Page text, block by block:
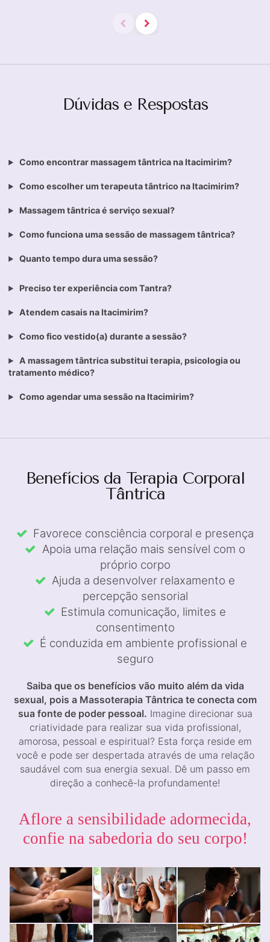
Dúvidas e Respostas
Como encontrar massagem tântrica na Itacimirim?
Como escolher um terapeuta tântrico na Itacimirim?
Massagem tântrica é serviço sexual?
Como funciona uma sessão de massagem tântrica?
Quanto tempo dura uma sessão?
Preciso ter experiência com Tantra?
Atendem casais na Itacimirim?
Como fico vestido(a) durante a sessão?
A massagem tântrica substitui terapia, psicologia ou
tratamento médico?
Como agendar uma sessão na Itacimirim?
Benefícios da Terapia Corporal
Tântrica
Favorece consciência corporal e presença
Apoia uma relação mais sensível com o
próprio corpo
Ajuda a desenvolver relaxamento e
percepção sensorial
Estimula comunicação, limites e
consentimento
É conduzida em ambiente profissional e
seguro
Saiba que os benefícios vão muito além da vida
sexual, pois a Massoterapia Tântrica te conecta com
sua fonte de poder pessoal. Imagine direcionar sua
criatividade para realizar sua vida profissional,
amorosa, pessoal e espiritual? Esta força reside em
você e pode ser despertada através de uma relação
saudável com sua energia sexual. Dê um passo em
direção a conhecê-la profundamente!
Aflore a sensibilidade adormecida,
confie na sabedoria do seu corpo!